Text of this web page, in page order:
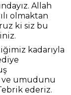
Allah
olmaktan
ki siz bu
kadarıyla
ve umudunu
ederiz.